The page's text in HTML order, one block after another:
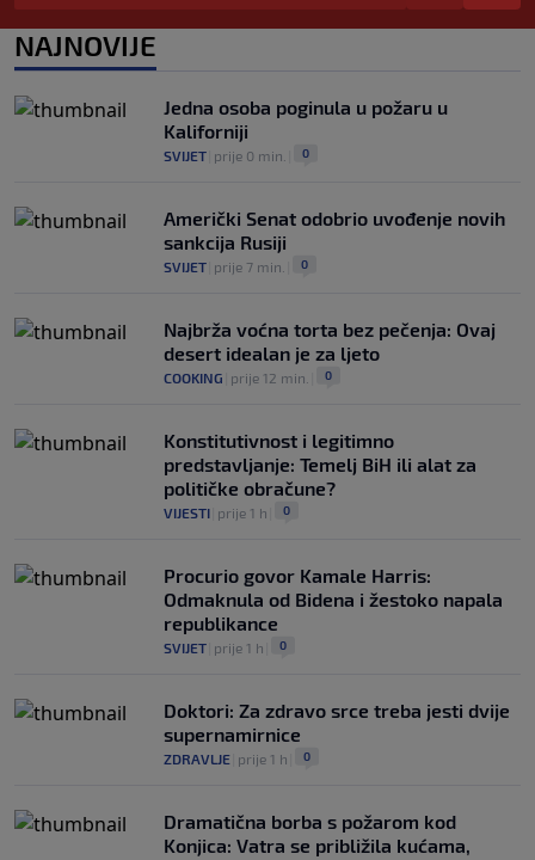
Prije nekoliko godina zaludjela je
NAJNOVIJE
Jedna osoba poginula u požaru u
Kaliforniji
SVIJET prije 0 min. 0
Američki Senat odobrio uvođenje novih
sankcija Rusiji
SVIJET prije 7 min. 0
Najbrža voćna torta bez pečenja: Ovaj
desert idealan je za ljeto
COOKING prije 12 min. 0
Konstitutivnost i legitimno
predstavljanje: Temelj BiH ili alat za
političke obračune?
VIJESTI prije 1 h 0
Procurio govor Kamale Harris:
Odmaknula od Bidena i žestoko napala
republikance
SVIJET prije 1 h 0
Doktori: Za zdravo srce treba jesti dvije
supernamirnice
ZDRAVLJE prije 1 h 0
Dramatična borba s požarom kod
Konjica: Vatra se približila kućama,